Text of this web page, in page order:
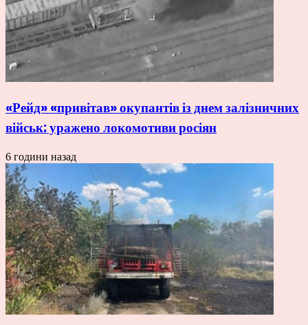
«Рейд» «привітав» окупантів із днем залізничних
військ: уражено локомотиви росіян
6 години назад